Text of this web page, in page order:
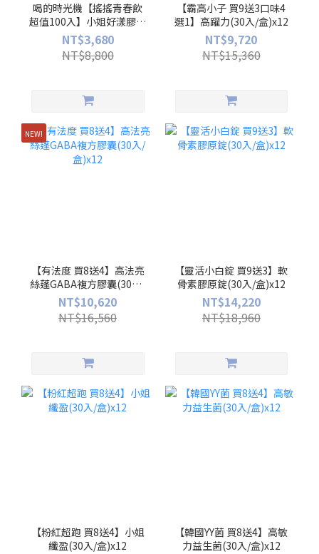
喝的時光機【搖搖青春飲
超值100入】小姐好漾膠原
蛋白(10入/盒)x10
NT$3,680
NT$8,800
【霸高小子 買9送3口味4
選1】高躍力(30入/盒)x12
NT$9,720
NT$15,360
NEW!
【有法度 買8送4】高法亮
絲蓬GABA複方膠囊(30入/
盒)x12
NT$10,620
NT$16,560
【靈活小白錠 買9送3】軟
骨素膠原錠(30入/盒)x12
NT$14,220
NT$18,960
【粉紅超跑 買8送4】小姐
纖盈(30入/盒)x12
【韓國YY菌 買8送4】高敏
力益生菌(30入/盒)x12